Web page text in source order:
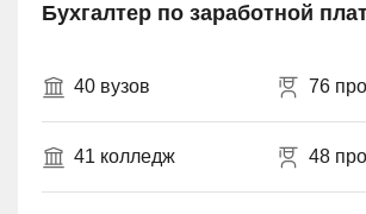
Бухгалтер по заработной
40 вузов 76
41 колледж 48